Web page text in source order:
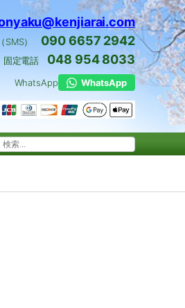
SMS） 090 6657 2942
固定電話 048 954 8033
WhatsApp WhatsApp